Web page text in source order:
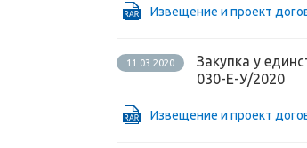
Извещение и проект
11.03.2020
Закупка у
030-Е-У/2020
Извещение и проект